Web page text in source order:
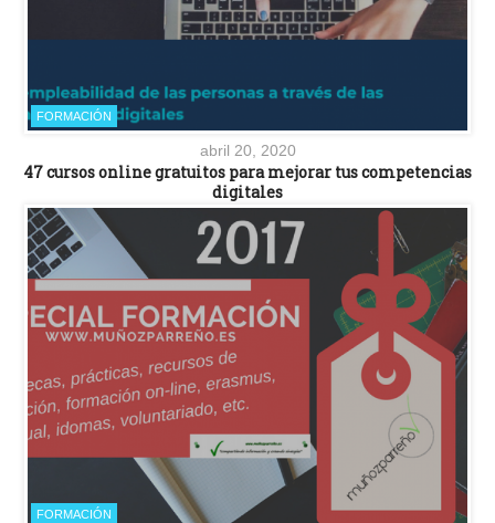
FORMACIÓN
abril 20, 2020
47 cursos online gratuitos para mejorar tus competencias
digitales
FORMACIÓN